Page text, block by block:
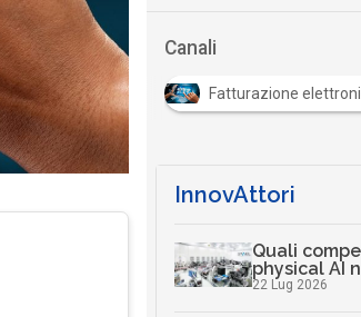
Canali
Documenti digitali Fatturazione
InnovAttori
Quali
physical AI
22 Lug 2026